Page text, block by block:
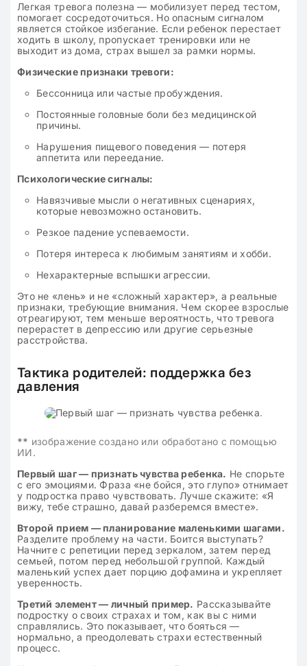
Легкая тревога полезна — мобилизует перед тестом,
помогает сосредоточиться. Но опасным сигналом
является стойкое избегание. Если ребенок перестает
ходить в школу, пропускает тренировки или не
выходит из дома, страх вышел за рамки нормы.
Физические признаки тревоги:
Бессонница или частые пробуждения.
Постоянные головные боли без медицинской
причины.
Нарушения пищевого поведения — потеря
аппетита или переедание.
Психологические сигналы:
Навязчивые мысли о негативных сценариях,
которые невозможно остановить.
Резкое падение успеваемости.
Потеря интереса к любимым занятиям и хобби.
Нехарактерные вспышки агрессии.
Это не «лень» и не «сложный характер», а реальные
признаки, требующие внимания. Чем скорее взрослые
отреагируют, тем меньше вероятность, что тревога
перерастет в депрессию или другие серьезные
расстройства.
Тактика родителей: поддержка без
давления
** изображение создано или обработано с помощью
ИИ.
Первый шаг — признать чувства ребенка. Не спорьте
с его эмоциями. Фраза «не бойся, это глупо» отнимает
у подростка право чувствовать. Лучше скажите: «Я
вижу, тебе страшно, давай разберемся вместе».
Второй прием — планирование маленькими шагами.
Разделите проблему на части. Боится выступать?
Начните с репетиции перед зеркалом, затем перед
семьей, потом перед небольшой группой. Каждый
маленький успех дает порцию дофамина и укрепляет
уверенность.
Третий элемент — личный пример. Рассказывайте
подростку о своих страхах и том, как вы с ними
справлялись. Это показывает, что бояться —
нормально, а преодолевать страхи естественный
процесс.